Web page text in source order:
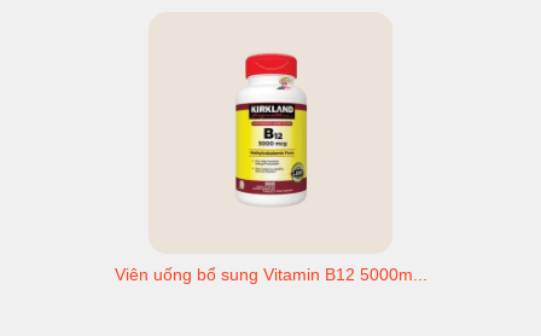
Viên uống bổ sung Vitamin B12 5000m...